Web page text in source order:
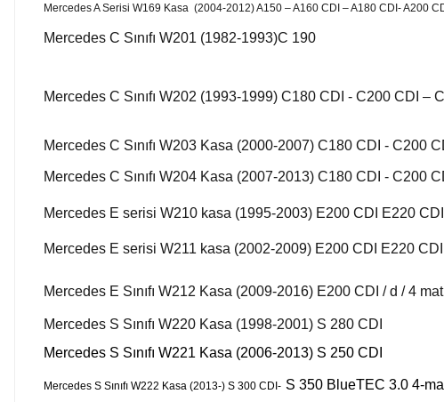
Mercedes A Serisi W169 Kasa (2004-2012) A150 – A160 CDI – A180 CDI- A200
Mercedes C Sınıfı W201 (1982-1993)C 190
Mercedes C Sınıfı W202 (1993-1999) C180 CDI - C200 CDI –
Mercedes C Sınıfı W203 Kasa (2000-2007) C180 CDI - C200
Mercedes C Sınıfı W204 Kasa (2007-2013) C180 CDI - C200
Mercedes E serisi W210 kasa (1995-2003) E200 CDI E220
Mercedes E serisi W211 kasa (2002-2009) E200 CDI E220 CDI
Mercedes E Sınıfı W212 Kasa (2009-2016) E200 CDI / d / 4
Mercedes S Sınıfı W220 Kasa (1998-2001) S 280 CDI
Mercedes S Sınıfı W221 Kasa (2006-2013) S 250 CDI
Mercedes S Sınıfı W222 Kasa (2013-) S 300 CDI- S 350 BlueTEC 3.0 4-